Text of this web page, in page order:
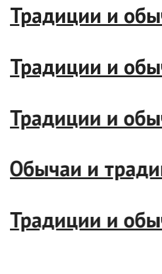
Традиции и
Традиции и
Традиции и
Обычаи и
Традиции и